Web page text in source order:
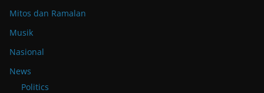
Mitos dan Ramalan
Musik
Nasional
News
Politics